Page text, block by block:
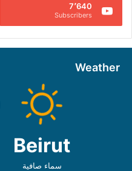
7٬640
Subscribers
Weather
Beirut
سماء صافية